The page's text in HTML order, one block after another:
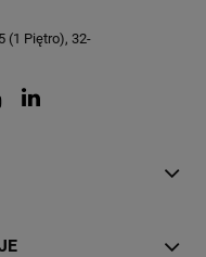
(1 Piętro), 32-